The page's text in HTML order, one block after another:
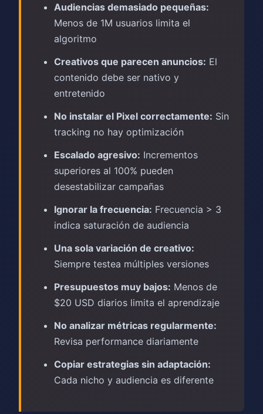
Audiencias demasiado pequeñas:
Menos de 1M usuarios limita el
algoritmo
Creativos que parecen anuncios: El
contenido debe ser nativo y
entretenido
No instalar el Pixel correctamente: Sin
tracking no hay optimización
Escalado agresivo: Incrementos
superiores al 100% pueden
desestabilizar campañas
Ignorar la frecuencia: Frecuencia > 3
indica saturación de audiencia
Una sola variación de creativo:
Siempre testea múltiples versiones
Presupuestos muy bajos: Menos de
$20 USD diarios limita el aprendizaje
No analizar métricas regularmente:
Revisa performance diariamente
Copiar estrategias sin adaptación:
Cada nicho y audiencia es diferente